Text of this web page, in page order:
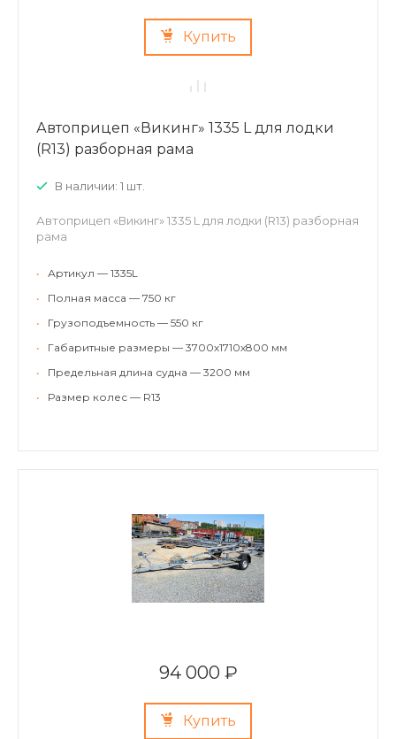
Купить
Автоприцеп «Викинг» 1335 L для лодки
(R13) разборная рама
В наличии: 1 шт.
Автоприцеп «Викинг» 1335 L для лодки (R13) разборная
рама
•
Артикул — 1335L
•
Полная масса — 750 кг
•
Грузоподъемность — 550 кг
•
Габаритные размеры — 3700х1710х800 мм
•
Предельная длина судна — 3200 мм
•
Размер колес — R13
94 000 ₽
Купить